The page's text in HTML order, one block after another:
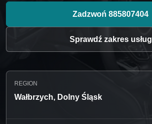
Zadzwoń 885807404
Sprawdź zakres usług
REGION
Wałbrzych, Dolny Śląsk